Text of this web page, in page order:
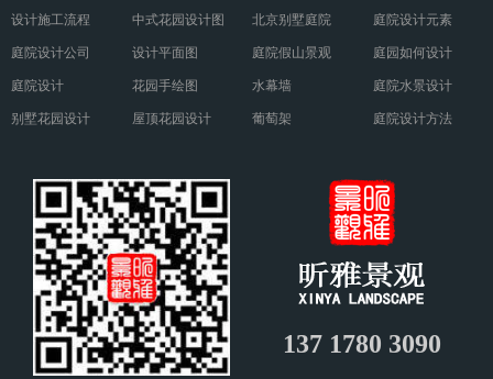
设计施工流程
庭院设计公司
庭院设计
别墅花园设计
中式花园设计图
设计平面图
花园手绘图
屋顶花园设计
北京别墅庭院
庭院假山景观
水幕墙
葡萄架
庭院设计元素
庭园如何设计
庭院水景设计
庭院设计方法
137 1780 3090